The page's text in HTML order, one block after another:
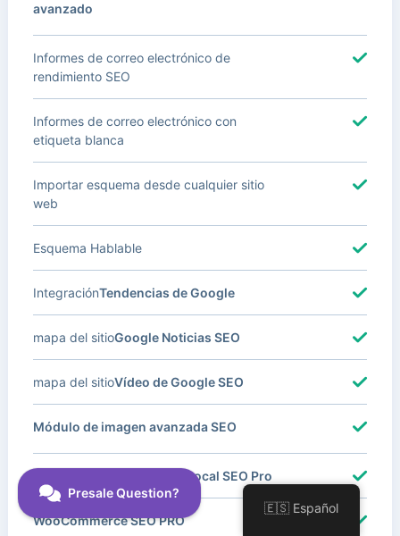
avanzado
Informes de correo electrónico de
rendimiento SEO
Informes de correo electrónico con
etiqueta blanca
Importar esquema desde cualquier sitio
web
Esquema Hablable
Tendencias de Google
Integración
Google Noticias SEO
mapa del sitio
Vídeo de Google SEO
mapa del sitio
Módulo de imagen avanzada SEO
Local SEO Pro
WooCommerce SEO PRO
🇪🇸 Español